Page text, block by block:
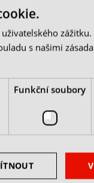
12 do
s našimi
Funkční soubory